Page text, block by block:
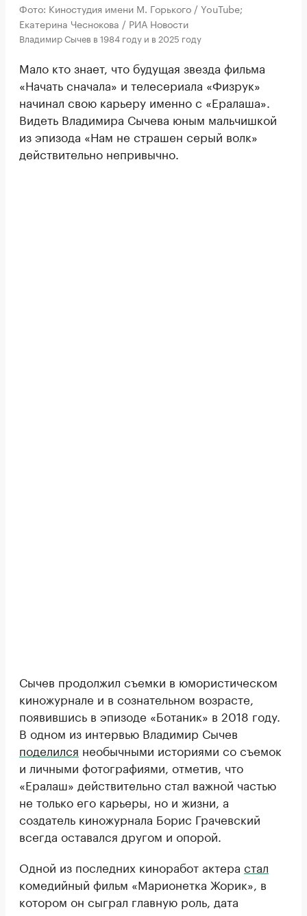
Фото: Киностудия имени М. Горького / YouTube;
Екатерина Чеснокова / РИА Новости
Владимир Сычев в 1984 году и в 2025 году
Мало кто знает, что будущая звезда фильма
«Начать сначала» и телесериала «Физрук»
начинал свою карьеру именно с «Ералаша».
Видеть Владимира Сычева юным мальчишкой
из эпизода «Нам не страшен серый волк»
действительно непривычно.
Сычев продолжил съемки в юмористическом
киножурнале и в сознательном возрасте,
появившись в эпизоде «Ботаник» в 2018 году.
В одном из интервью Владимир Сычев
поделился необычными историями со съемок
и личными фотографиями, отметив, что
«Ералаш» действительно стал важной частью
не только его карьеры, но и жизни, а
создатель киножурнала Борис Грачевский
всегда оставался другом и опорой.
Одной из последних киноработ актера стал
комедийный фильм «Марионетка Жорик», в
котором он сыграл главную роль, дата